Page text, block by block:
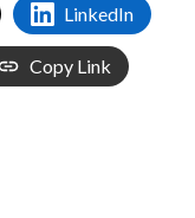
LinkedIn
Copy Link